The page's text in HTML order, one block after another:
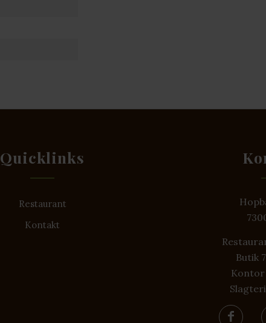
Quicklinks
Restaurant
Kontakt
Butik
Kontor
Slagteri